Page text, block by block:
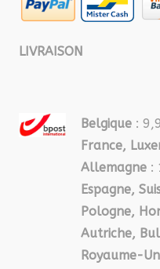
LIVRAISON
Belgique :
France,
Allemagne :
Espagne,
Pologne,
Autriche,
Royaume-